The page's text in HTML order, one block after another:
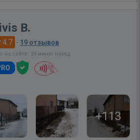
B.
4.7 · 19 отзывов
на сайте: 24 минут назад
+113